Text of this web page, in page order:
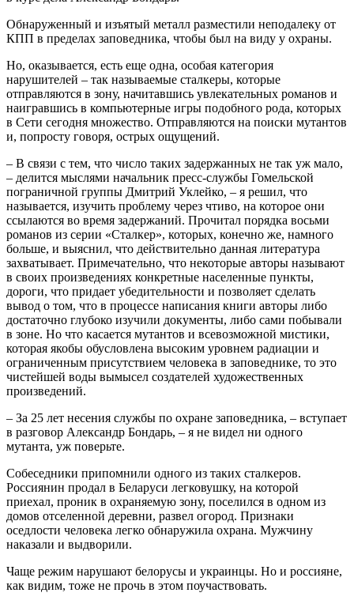
Обнаруженный и изъятый металл разместили неподалеку от
КПП в пределах заповедника, чтобы был на виду у охраны.
Но, оказывается, есть еще одна, особая категория
нарушителей – так называемые сталкеры, которые
отправляются в зону, начитавшись увлекательных романов и
наигравшись в компьютерные игры подобного рода, которых
в Сети сегодня множество. Отправляются на поиски мутантов
и, попросту говоря, острых ощущений.
– В связи с тем, что число таких задержанных не так уж мало,
– делится мыслями начальник пресс-службы Гомельской
пограничной группы Дмитрий Уклейко, – я решил, что
называется, изучить проблему через чтиво, на которое они
ссылаются во время задержаний. Прочитал порядка восьми
романов из серии «Сталкер», которых, конечно же, намного
больше, и выяснил, что действительно данная литература
захватывает. Примечательно, что некоторые авторы называют
в своих произведениях конкретные населенные пункты,
дороги, что придает убедительности и позволяет сделать
вывод о том, что в процессе написания книги авторы либо
достаточно глубоко изучили документы, либо сами побывали
в зоне. Но что касается мутантов и всевозможной мистики,
которая якобы обусловлена высоким уровнем радиации и
ограниченным присутствием человека в заповеднике, то это
чистейшей воды вымысел создателей художественных
произведений.
– За 25 лет несения службы по охране заповедника, – вступает
в разговор Александр Бондарь, – я не видел ни одного
мутанта, уж поверьте.
Собеседники припомнили одного из таких сталкеров.
Россиянин продал в Беларуси легковушку, на которой
приехал, проник в охраняемую зону, поселился в одном из
домов отселенной деревни, развел огород. Признаки
оседлости человека легко обнаружила охрана. Мужчину
наказали и выдворили.
Чаще режим нарушают белорусы и украинцы. Но и россияне,
как видим, тоже не прочь в этом поучаствовать.